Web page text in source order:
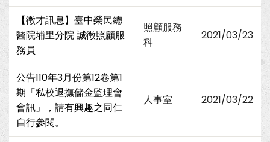
【徵才訊息】臺中榮民總
醫院埔里分院 誠徵照顧服
務員
照顧服務
科
2021/03/23
公告110年3月份第12卷第1
期「私校退撫儲金監理會
會訊」，請有興趣之同仁
自行參閱。
人事室 2021/03/22